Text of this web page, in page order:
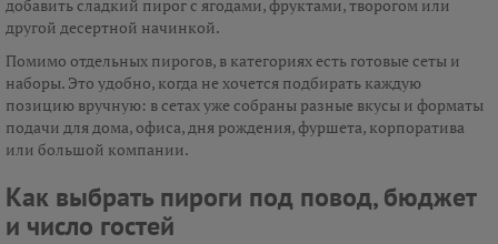
добавить сладкий пирог с ягодами, фруктами, творогом или
другой десертной начинкой.
Помимо отдельных пирогов, в категориях есть готовые сеты и
наборы. Это удобно, когда не хочется подбирать каждую
позицию вручную: в сетах уже собраны разные вкусы и форматы
подачи для дома, офиса, дня рождения, фуршета, корпоратива
или большой компании.
Как выбрать пироги под повод, бюджет
и число гостей